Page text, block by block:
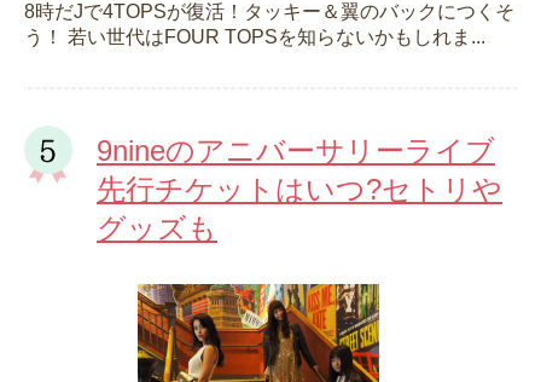
8時だJで4TOPSが復活！タッキー＆翼のバックにつくそ
う！ 若い世代はFOUR TOPSを知らないかもしれま...
9nineのアニバーサリーライブ
先行チケットはいつ?セトリや
グッズも